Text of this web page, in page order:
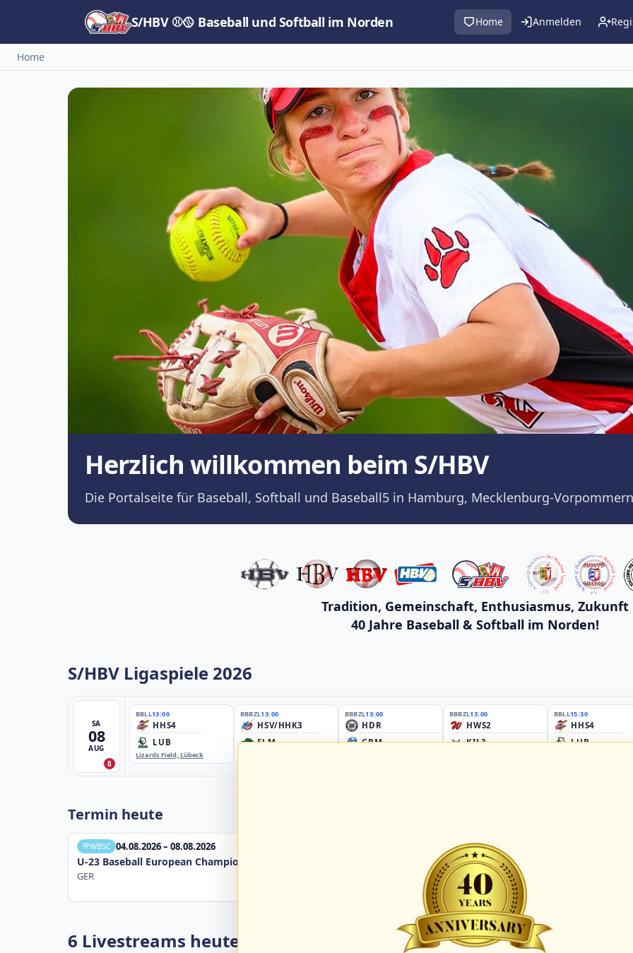
S/HBV ⚾🥎 Baseball und Softball im Norden Home Anmelden
Home
Herzlich willkommen beim S/HBV
Die Portalseite für Baseball, Softball und Baseball5 in Hamburg, Mecklenburg-
Tradition, Gemeinschaft, Enthusiasmus, Zukunft
40 Jahre Baseball & Softball im Norden!
S/HBV Ligaspiele 2026
SA
08
AUG
8
BBLL13:00
HHS4
LUB
Lizards Field, Lübeck
BBBZL13:00
HSV/HHK3
ELM
BBBZL13:00
HDR
GBM
BBBZL13:00
HWS2
KIL3
BBLL15:30
HHS4
LUB
Termin heute
WBSC 04.08.2026 – 08.08.2026
U-23 Baseball European Championship B Pool 2026 - Group Germany
GER
6 Livestreams heute